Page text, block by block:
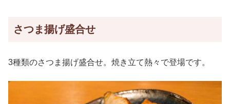
さつま揚げ盛合せ
3種類のさつま揚げ盛合せ。焼き立て熱々で登場です。